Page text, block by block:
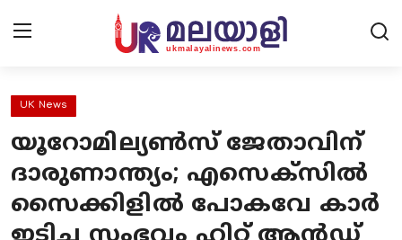
Home
Contact Us
UK News
യൂറോമില്യൺസ് ജേതാവിന്
ദാരുണാന്ത്യം; എസെക്സിൽ
സൈക്കിളിൽ പോകവേ കാർ